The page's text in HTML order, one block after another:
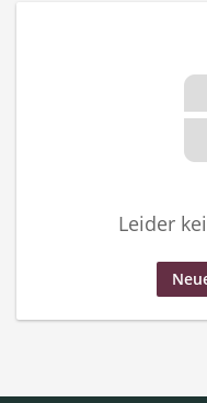
Leider